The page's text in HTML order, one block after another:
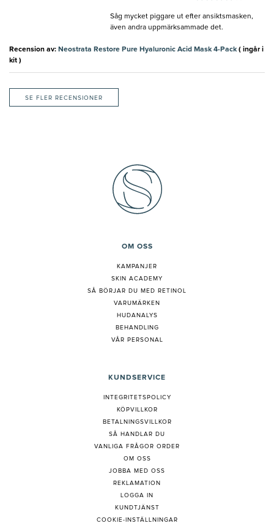
Såg mycket piggare ut efter ansiktsmasken,
även andra uppmärksammade det.
Recension av: Neostrata Restore Pure Hyaluronic Acid Mask 4-Pack( ingår i
kit )
SE FLER RECENSIONER
OM OSS
KAMPANJER
SKIN ACADEMY
SÅ BÖRJAR DU MED RETINOL
VARUMÄRKEN
HUDANALYS
BEHANDLING
VÅR PERSONAL
KUNDSERVICE
INTEGRITETSPOLICY
KÖPVILLKOR
BETALNINGSVILLKOR
SÅ HANDLAR DU
VANLIGA FRÅGOR ORDER
OM OSS
JOBBA MED OSS
REKLAMATION
LOGGA IN
KUNDTJÄNST
COOKIE-INSTÄLLNINGAR